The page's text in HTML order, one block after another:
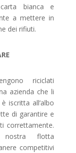
bianca e
a mettere in
dei rifiuti.
riciclati
azienda che li
iscritta all’albo
di garantire e
correttamente.
nostra flotta
competitivi